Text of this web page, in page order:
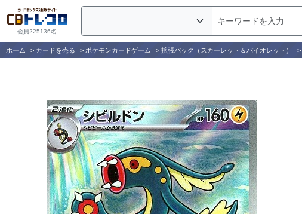
会員225136名
ホーム > カードを売る > ポケモンカードゲーム > 拡張パック（スカーレット＆バイオレット） >